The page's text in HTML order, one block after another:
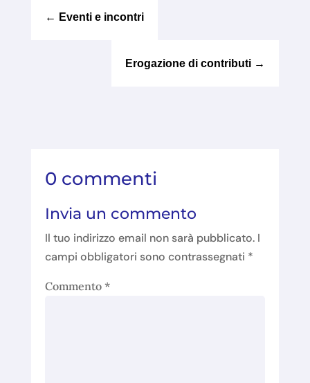
← Eventi e incontri
Erogazione di contributi →
0 commenti
Invia un commento
Il tuo indirizzo email non sarà pubblicato. I
campi obbligatori sono contrassegnati *
Commento *